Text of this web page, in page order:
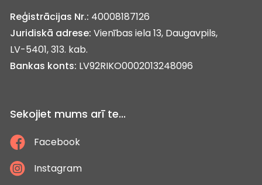
Reģistrācijas Nr.: 40008187126
Juridiskā adrese: Vienības iela 13, Daugavpils,
LV-5401, 313. kab.
Bankas konts: LV92RIKO0002013248096
Sekojiet mums arī te...
Facebook
Instagram